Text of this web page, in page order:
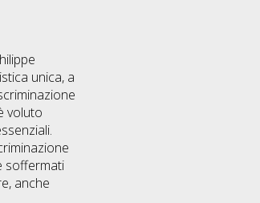
unica, a
voluto
soffermati
anche